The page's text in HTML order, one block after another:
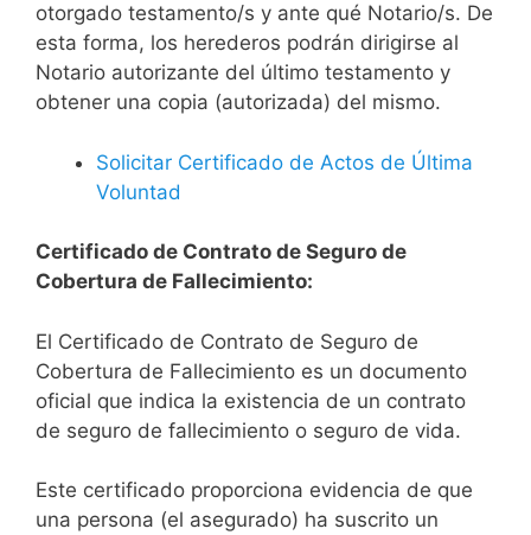
otorgado testamento/s y ante qué Notario/s. De
esta forma, los herederos podrán dirigirse al
Notario autorizante del último testamento y
obtener una copia (autorizada) del mismo.
Solicitar Certificado de Actos de Última
Voluntad
Certificado de Contrato de Seguro de
Cobertura de Fallecimiento:
El Certificado de Contrato de Seguro de
Cobertura de Fallecimiento es un documento
oficial que indica la existencia de un contrato
de seguro de fallecimiento o seguro de vida.
Este certificado proporciona evidencia de que
una persona (el asegurado) ha suscrito un